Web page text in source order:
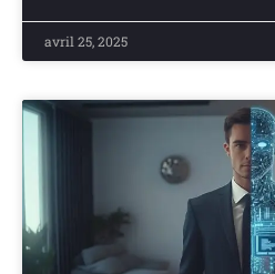
avril 25, 2025